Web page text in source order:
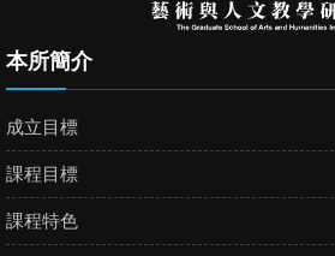
本所簡介
成立目標
課程目標
課程特色